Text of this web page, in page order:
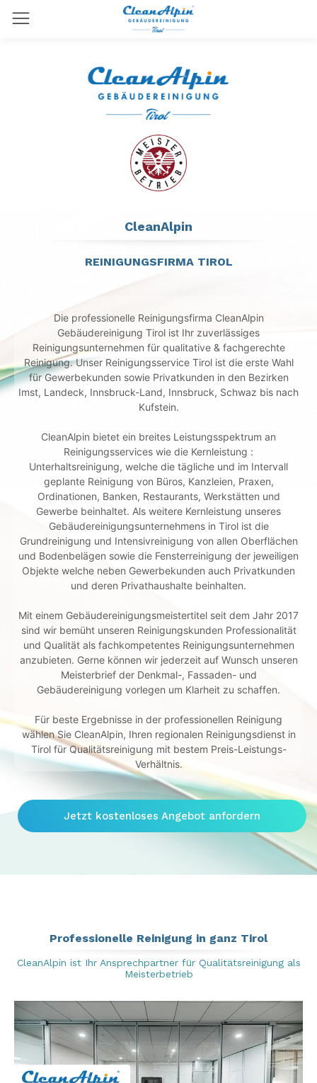
CleanAlpin
REINIGUNGSFIRMA TIROL
Die professionelle Reinigungsfirma CleanAlpin
Gebäudereinigung Tirol ist Ihr zuverlässiges
Reinigungsunternehmen für qualitative & fachgerechte
Reinigung. Unser Reinigungsservice Tirol ist die erste Wahl
für Gewerbekunden sowie Privatkunden in den Bezirken
Imst, Landeck, Innsbruck-Land, Innsbruck, Schwaz bis nach
Kufstein.
CleanAlpin bietet ein breites Leistungsspektrum an
Reinigungsservices wie die Kernleistung :
Unterhaltsreinigung, welche die tägliche und im Intervall
geplante Reinigung von Büros, Kanzleien, Praxen,
Ordinationen, Banken, Restaurants, Werkstätten und
Gewerbe beinhaltet. Als weitere Kernleistung unseres
Gebäudereinigungsunternehmens in Tirol ist die
Grundreinigung und Intensivreinigung von allen Oberflächen
und Bodenbelägen sowie die Fensterreinigung der jeweiligen
Objekte welche neben Gewerbekunden auch Privatkunden
und deren Privathaushalte beinhalten.
Mit einem Gebäudereinigungsmeistertitel seit dem Jahr 2017
sind wir bemüht unseren Reinigungskunden Professionalität
und Qualität als fachkompetentes Reinigungsunternehmen
anzubieten. Gerne können wir jederzeit auf Wunsch unseren
Meisterbrief der Denkmal-, Fassaden- und
Gebäudereinigung vorlegen um Klarheit zu schaffen.
Für beste Ergebnisse in der professionellen Reinigung
wählen Sie CleanAlpin, Ihren regionalen Reinigungsdienst in
Tirol für Qualitätsreinigung mit bestem Preis-Leistungs-
Verhältnis.
Jetzt kostenloses Angebot anfordern
Professionelle Reinigung in ganz Tirol
CleanAlpin ist Ihr Ansprechpartner für Qualitätsreinigung als
Meisterbetrieb